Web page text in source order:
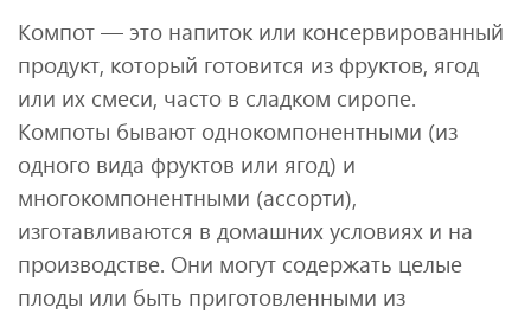
Компот — это напиток или консервированный
продукт, который готовится из фруктов, ягод
или их смеси, часто в сладком сиропе.
Компоты бывают однокомпонентными (из
одного вида фруктов или ягод) и
многокомпонентными (ассорти),
изготавливаются в домашних условиях и на
производстве. Они могут содержать целые
плоды или быть приготовленными из